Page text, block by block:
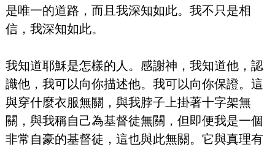
是唯一的道路，而且我深知如此。我不只是相
信，我深知如此。
我知道耶穌是怎樣的人。感謝神，我知道他，認
識他，我可以向你描述他。我可以向你保證。這
與穿什麼衣服無關，與我脖子上掛著十字架無
關，與我稱自己為基督徒無關，但即便我是一個
非常自豪的基督徒，這也與此無關。它與真理有